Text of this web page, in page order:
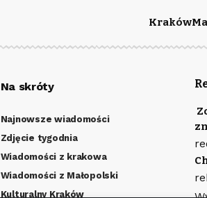
Kraków
Na skróty
Najnowsze wiadomości
Zdjęcie tygodnia
Wiadomości z krakowa
Wiadomości z Małopolski
Kulturalny Kraków